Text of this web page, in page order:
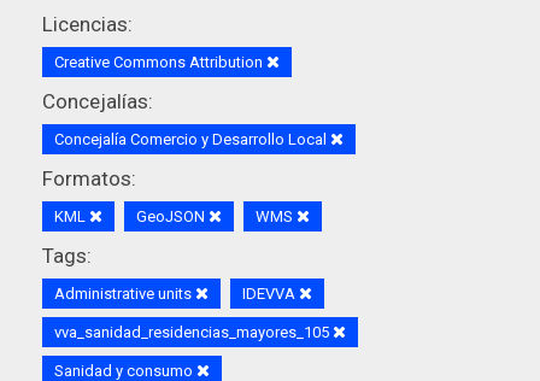
Licencias:
Creative Commons Attribution
Concejalías:
Concejalía Comercio y Desarrollo Local
Formatos:
KML GeoJSON WMS
Tags:
Administrative units IDEVVA
vva_sanidad_residencias_mayores_105
Sanidad y consumo